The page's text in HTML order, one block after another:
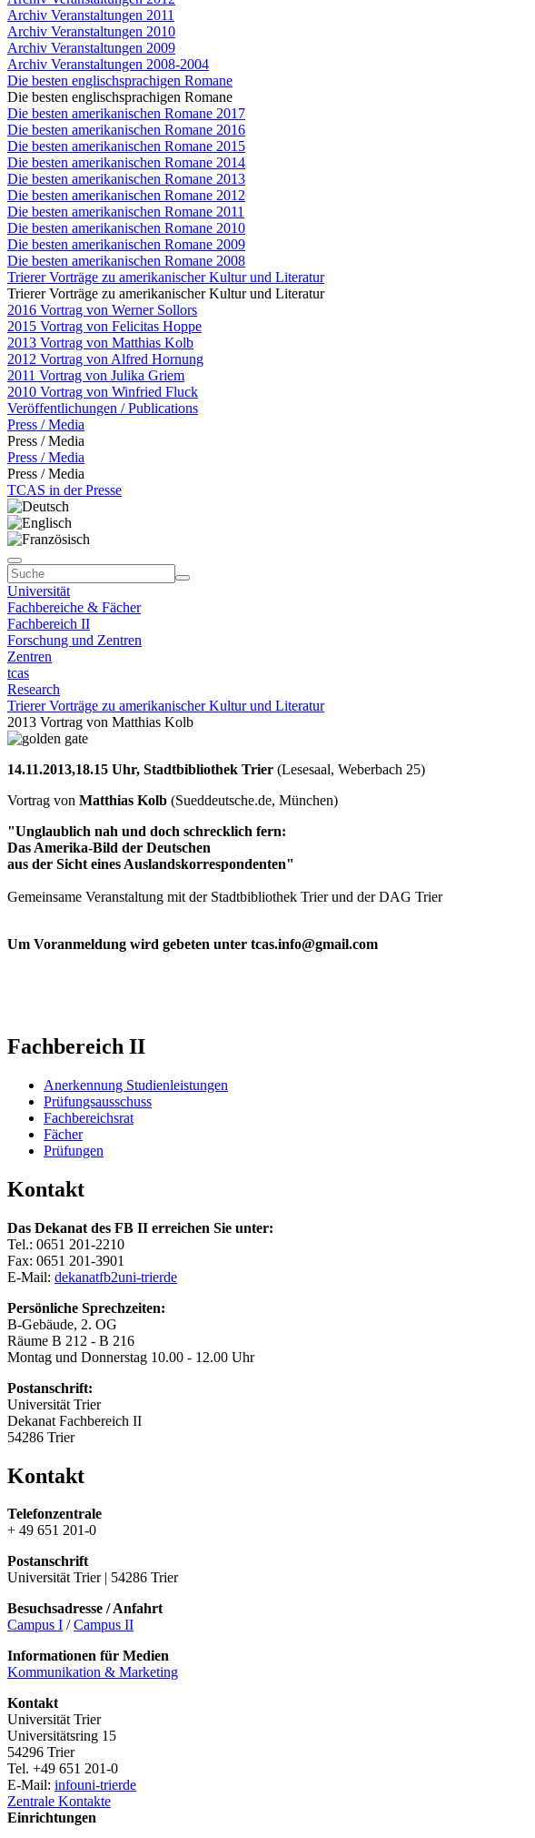
Archiv Veranstaltungen 2011
Archiv Veranstaltungen 2010
Archiv Veranstaltungen 2009
Archiv Veranstaltungen 2008-2004
Die besten englischsprachigen Romane
Die besten englischsprachigen Romane
Die besten amerikanischen Romane 2017
Die besten amerikanischen Romane 2016
Die besten amerikanischen Romane 2015
Die besten amerikanischen Romane 2014
Die besten amerikanischen Romane 2013
Die besten amerikanischen Romane 2012
Die besten amerikanischen Romane 2011
Die besten amerikanischen Romane 2010
Die besten amerikanischen Romane 2009
Die besten amerikanischen Romane 2008
Trierer Vorträge zu amerikanischer Kultur und Literatur
Trierer Vorträge zu amerikanischer Kultur und Literatur
2016 Vortrag von Werner Sollors
2015 Vortrag von Felicitas Hoppe
2013 Vortrag von Matthias Kolb
2012 Vortrag von Alfred Hornung
2011 Vortrag von Julika Griem
2010 Vortrag von Winfried Fluck
Veröffentlichungen / Publications
Press / Media
Press / Media
Press / Media
Press / Media
TCAS in der Presse
Universität
Fachbereiche & Fächer
Fachbereich II
Forschung und Zentren
Zentren
tcas
Research
Trierer Vorträge zu amerikanischer Kultur und Literatur
2013 Vortrag von Matthias Kolb
14.11.2013,18.15 Uhr, Stadtbibliothek Trier (Lesesaal, Weberbach 25)
Vortrag von Matthias Kolb (Sueddeutsche.de, München)
"Unglaublich nah und doch schrecklich fern:
Das Amerika-Bild der Deutschen
aus der Sicht eines Auslandskorrespondenten"
Gemeinsame Veranstaltung mit der Stadtbibliothek Trier und der DAG Trier
Um Voranmeldung wird gebeten unter tcas.info@gmail.com
Fachbereich II
Anerkennung Studienleistungen
Prüfungsausschuss
Fachbereichsrat
Fächer
Prüfungen
Kontakt
Das Dekanat des FB II erreichen Sie unter:
Tel.: 0651 201-2210
Fax: 0651 201-3901
E-Mail: dekanatfb2uni-trierde
Persönliche Sprechzeiten:
B-Gebäude, 2. OG
Räume B 212 - B 216
Montag und Donnerstag 10.00 - 12.00 Uhr
Postanschrift:
Universität Trier
Dekanat Fachbereich II
54286 Trier
Kontakt
Telefonzentrale
+ 49 651 201-0
Postanschrift
Universität Trier | 54286 Trier
Besuchsadresse / Anfahrt
Campus I /Campus II
Informationen für Medien
Kommunikation & Marketing
Kontakt
Universität Trier
Universitätsring 15
54296 Trier
Tel. +49 651 201-0
E-Mail: infouni-trierde
Zentrale Kontakte
Einrichtungen